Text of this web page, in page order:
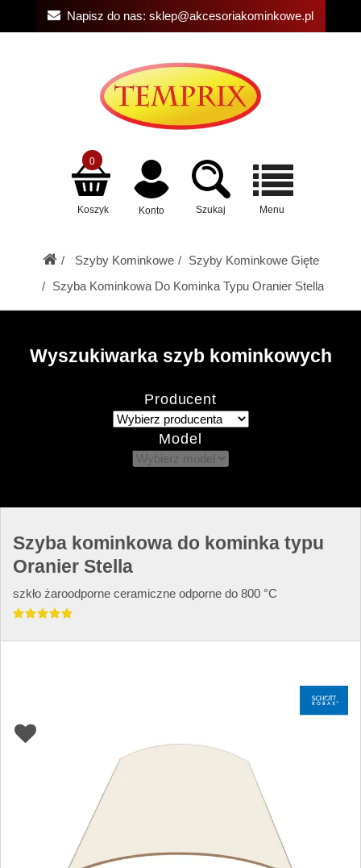
Napisz do nas: sklep@akcesoriakominkowe.pl
Koszyk
0
Konto Szukaj Menu
Szyby Kominkowe
Szyby Kominkowe Gięte
Szyba Kominkowa Do Kominka Typu Oranier Stella
Wyszukiwarka szyb kominkowych
Producent
Model
Szyba kominkowa do kominka typu
Oranier Stella
szkło żaroodporne ceramiczne odporne do 800 °C